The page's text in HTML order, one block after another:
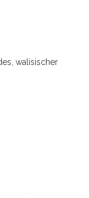
walisischer